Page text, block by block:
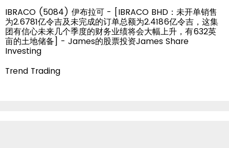
IBRACO (5084) 伊布拉可 - [IBRACO BHD：未开单销售
为2.6781亿令吉及未完成的订单总额为2.4186亿令吉，这集
团有信心未来几个季度的财务业绩将会大幅上升，有632英
亩的土地储备] - James的股票投资James Share
Investing
Trend Trading